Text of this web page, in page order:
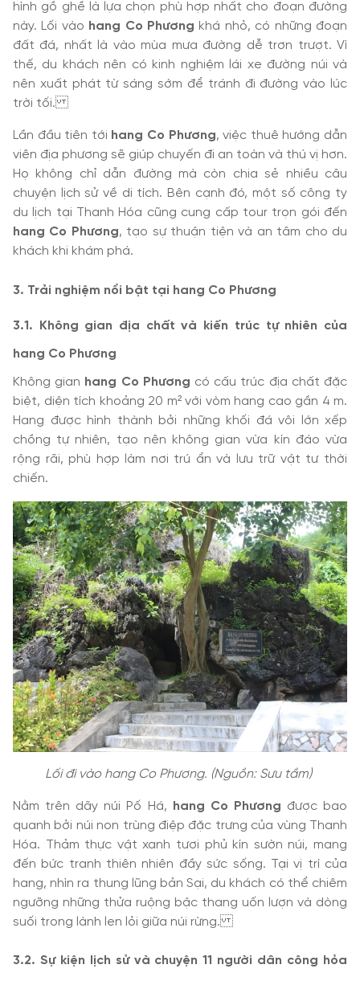
hình gồ ghề là lựa chọn phù hợp nhất cho đoạn đường
này. Lối vào hang Co Phương khá nhỏ, có những đoạn
đất đá, nhất là vào mùa mưa đường dễ trơn trượt. Vì
thế, du khách nên có kinh nghiệm lái xe đường núi và
nên xuất phát từ sáng sớm để tránh đi đường vào lúc
trời tối.
Lần đầu tiên tới hang Co Phương, việc thuê hướng dẫn
viên địa phương sẽ giúp chuyến đi an toàn và thú vị hơn.
Họ không chỉ dẫn đường mà còn chia sẻ nhiều câu
chuyện lịch sử về di tích. Bên cạnh đó, một số công ty
du lịch tại Thanh Hóa cũng cung cấp tour trọn gói đến
hang Co Phương, tạo sự thuận tiện và an tâm cho du
khách khi khám phá.
3. Trải nghiệm nổi bật tại hang Co Phương
3.1. Không gian địa chất và kiến trúc tự nhiên của
hang Co Phương
Không gian hang Co Phương có cấu trúc địa chất đặc
biệt, diện tích khoảng 20 m² với vòm hang cao gần 4 m.
Hang được hình thành bởi những khối đá vôi lớn xếp
chồng tự nhiên, tạo nên không gian vừa kín đáo vừa
rộng rãi, phù hợp làm nơi trú ẩn và lưu trữ vật tư thời
chiến.
Lối đi vào hang Co Phương. (Nguồn: Sưu tầm)
Nằm trên dãy núi Pố Há, hang Co Phương được bao
quanh bởi núi non trùng điệp đặc trưng của vùng Thanh
Hóa. Thảm thực vật xanh tươi phủ kín sườn núi, mang
đến bức tranh thiên nhiên đầy sức sống. Tại vị trí của
hang, nhìn ra thung lũng bản Sại, du khách có thể chiêm
ngưỡng những thửa ruộng bậc thang uốn lượn và dòng
suối trong lành len lỏi giữa núi rừng.
3.2. Sự kiện lịch sử và chuyện 11 người dân công hỏa